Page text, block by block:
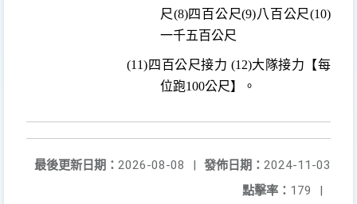
尺(8)四百公尺(9)八百公尺(10)
一千五百公尺
(11)四百公尺接力 (12)大隊接力【每
位跑100公尺】。
發佈日期： 2024-11-03
最後更新日期： 2026-08-08
|
點擊率： 179 |